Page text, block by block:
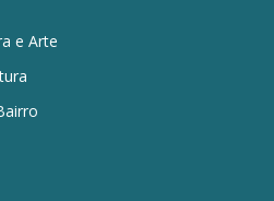
e Arte